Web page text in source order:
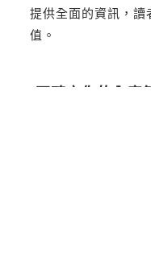
提供全面的資訊，
值。